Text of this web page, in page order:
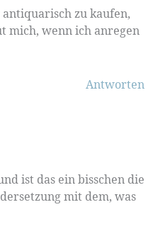
zu kaufen,
mich, wenn ich anregen
Antworten
ist das ein bisschen die
mit dem, was